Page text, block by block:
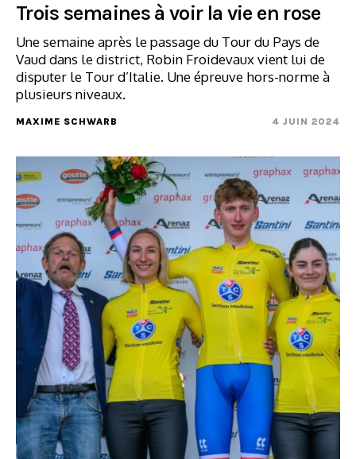
Trois semaines à voir la vie en rose
Une semaine après le passage du Tour du Pays de
Vaud dans le district, Robin Froidevaux vient lui de
disputer le Tour d’Italie. Une épreuve hors-norme à
plusieurs niveaux.
MAXIME SCHWARB 4 JUIN 2024